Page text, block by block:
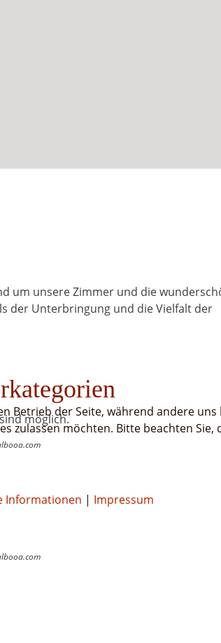
um unsere Zimmer und die
der Unterbringung und die Vielfalt der
möglich.
Betrieb der Seite, während andere
zulassen möchten. Bitte beachten
Informationen | Impressum